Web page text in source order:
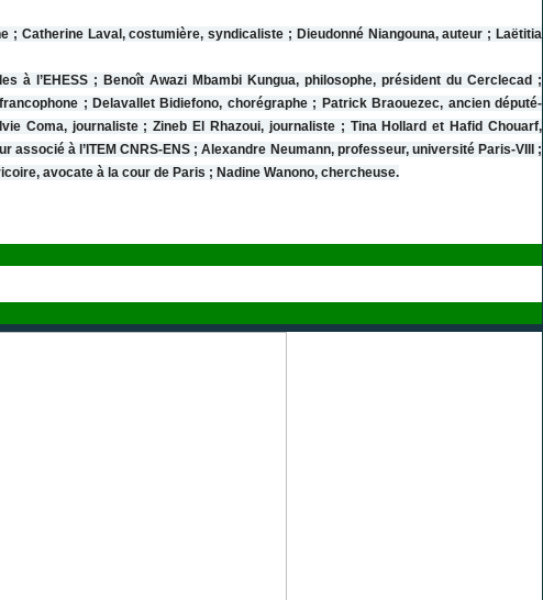
; Catherine Laval, costumière, syndicaliste ; Dieudonné Niangouna, auteur ; Laëtitia
à l’EHESS ; Benoît Awazi Mbambi Kungua, philosophe, président du Cerclecad ;
; Delavallet Bidiefono, chorégraphe ; Patrick Braouezec, ancien député-
Coma, journaliste ; Zineb El Rhazoui, journaliste ; Tina Hollard et Hafid Chouarf,
associé à l’ITEM CNRS-ENS ; Alexandre Neumann, professeur, université Paris-VIII ;
avocate à la cour de Paris ; Nadine Wanono, chercheuse.